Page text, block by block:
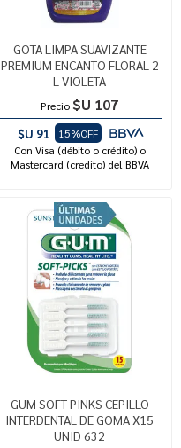
GOTA LIMPA SUAVIZANTE
PREMIUM ENCANTO FLORAL 2
L VIOLETA
Precio $U 107
$U 91
15%OFF
Con Visa (débito o crédito) o
Mastercard (credito) del BBVA
GUM SOFT PINKS CEPILLO
INTERDENTAL DE GOMA X15
UNID 632